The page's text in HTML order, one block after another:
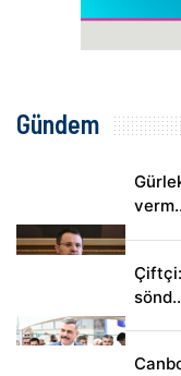
Gündem
verm..
Çiftçi:
sönd..